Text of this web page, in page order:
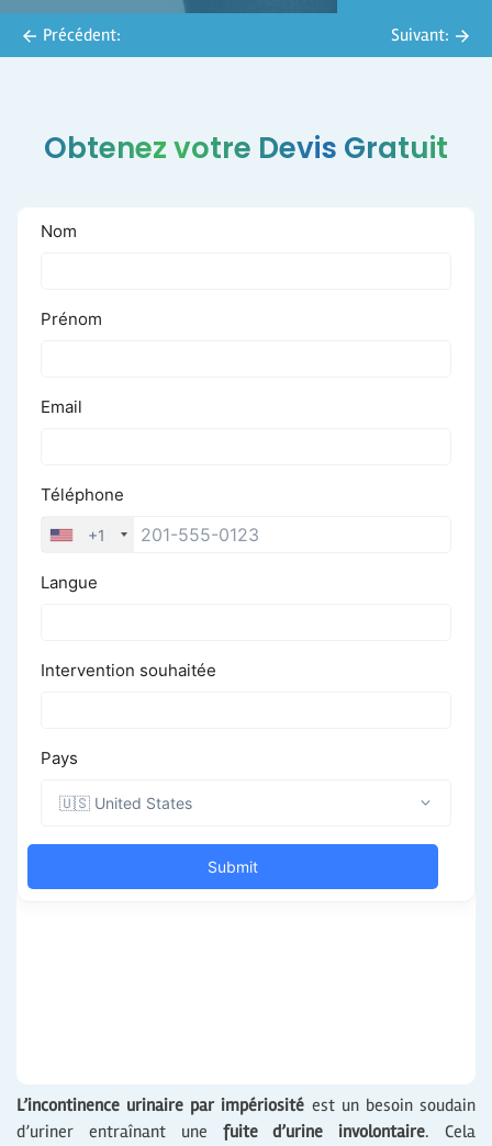
Précédent: Suivant:
Obtenez votre Devis Gratuit
L’incontinence urinaire par impériosité est un besoin soudain
d’uriner entraînant une fuite d’urine involontaire. Cela